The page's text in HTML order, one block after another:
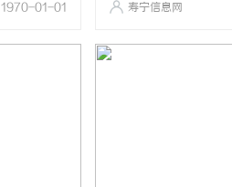
1970-01-01 寿宁信息网